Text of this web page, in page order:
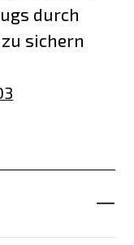
durch
sichern